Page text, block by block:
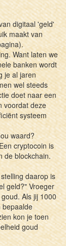
digitaal 'geld'
maakt van
Want laten we
banken wordt
je al jaren
wel steeds
doet naar een
voordat deze
systeem
waard?
cryptocoin is
de blockchain.
daarop is
geld?" Vroeger
Als jij 1000
bepaalde
kon je toen
goud